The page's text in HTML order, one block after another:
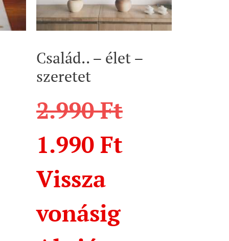
Család.. – élet –
szeretet
2.990Ft
1.990 Ft
Vissza
vonásig